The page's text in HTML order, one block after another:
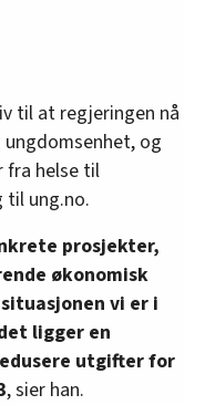
til at regjeringen nå
og
fra helse til
ung.no.
prosjekter,
økonomisk
vi er i
ligger en
utgifter for
, sier han.